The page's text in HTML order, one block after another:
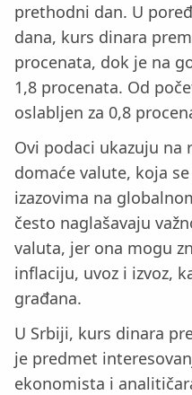
prethodni dan. U
dana, kurs dinara
procenata, dok je na
1,8 procenata. Od
oslabljen za 0,8
Ovi podaci ukazuju
domaće valute, koja
izazovima na
često naglašavaju
valuta, jer ona mogu
inflaciju, uvoz i izvoz,
građana.
U Srbiji, kurs dinara
je predmet
ekonomista i